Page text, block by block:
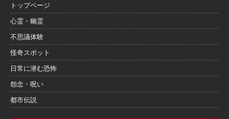
トップページ
心霊・幽霊
不思議体験
怪奇スポット
日常に潜む恐怖
怨念・呪い
都市伝説